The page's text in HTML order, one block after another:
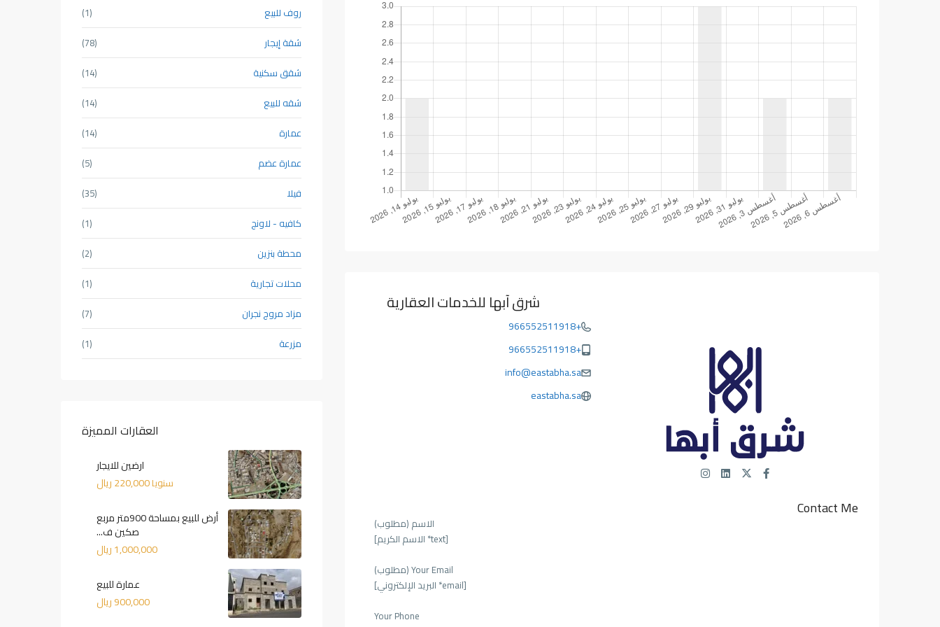
شرق آبها للخدمات العقارية
+966552511918
+966552511918
info@eastabha.sa
eastabha.sa
Contact Me
الاسم (مطلوب)
[text* الاسم الكريم]
Your Email (مطلوب)
[email* البريد الإلكتروني]
Your Phone
روف للبيع
(1)
شقة إيجار
(78)
شقق سكنية
(14)
شقه للبيع
(14)
عمارة
(14)
عمارة عضم
(5)
فيلا
(35)
كافيه - لاونج
(1)
محطة بنزين
(2)
محلات تجارية
(1)
مزاد مروج نجران
(7)
مزرعة
(1)
العقارات المميزة
ارضين للايجار
سنويا220,000 ريال
أرض للبيع بمساحة 900متر مربع
صكين ف...
1,000,000 ريال
عمارة للبيع
900,000 ريال